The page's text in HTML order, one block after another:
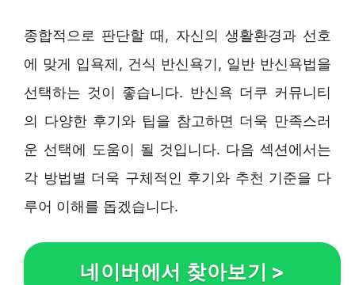
종합적으로 판단할 때, 자신의 생활환경과 선호
에 맞게 입욕제, 건식 반신욕기, 일반 반신욕법을
선택하는 것이 좋습니다. 반신욕 더쿠 커뮤니티
의 다양한 후기와 팁을 참고하면 더욱 만족스러
운 선택에 도움이 될 것입니다. 다음 섹션에서는
각 방법별 더욱 구체적인 후기와 추천 기준을 다
루어 이해를 돕겠습니다.
네이버에서 찾아보기 >